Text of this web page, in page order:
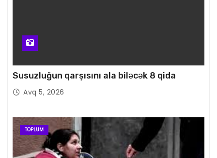
Susuzluğun qarşısını ala biləcək 8 qida
Avq 5, 2026
TOPLUM